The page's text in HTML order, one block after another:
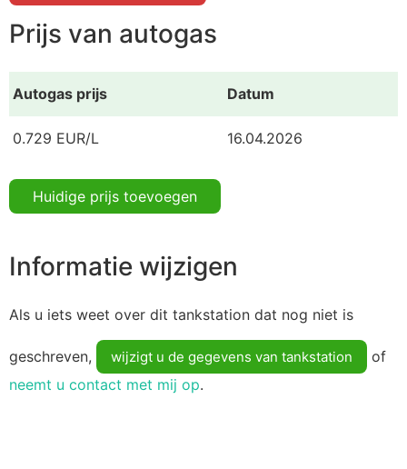
Prijs van autogas
Autogas prijs Datum
0.729 EUR/L 16.04.2026
Huidige prijs toevoegen
Informatie wijzigen
Als u iets weet over dit tankstation dat nog niet is
geschreven, wijzigt u de gegevens van tankstation
of
neemt u contact met mij op.